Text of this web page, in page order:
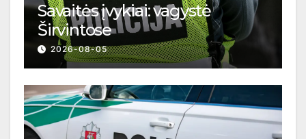
Savaitės įvykiai: vagystė
Širvintose
2026-08-05